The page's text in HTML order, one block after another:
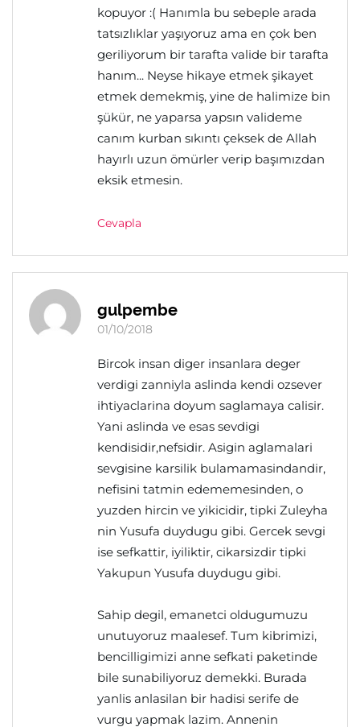
kopuyor :( Hanımla bu sebeple arada
tatsızlıklar yaşıyoruz ama en çok ben
geriliyorum bir tarafta valide bir tarafta
hanım... Neyse hikaye etmek şikayet
etmek demekmiş, yine de halimize bin
şükür, ne yaparsa yapsın valideme
canım kurban sıkıntı çeksek de Allah
hayırlı uzun ömürler verip başımızdan
eksik etmesin.
Cevapla
gulpembe
01/10/2018
Bircok insan diger insanlara deger
verdigi zanniyla aslinda kendi ozsever
ihtiyaclarina doyum saglamaya calisir.
Yani aslinda ve esas sevdigi
kendisidir,nefsidir. Asigin aglamalari
sevgisine karsilik bulamamasindandir,
nefisini tatmin edememesinden, o
yuzden hircin ve yikicidir, tipki Zuleyha
nin Yusufa duydugu gibi. Gercek sevgi
ise sefkattir, iyiliktir, cikarsizdir tipki
Yakupun Yusufa duydugu gibi.
Sahip degil, emanetci oldugumuzu
unutuyoruz maalesef. Tum kibrimizi,
bencilligimizi anne sefkati paketinde
bile sunabiliyoruz demekki. Burada
yanlis anlasilan bir hadisi serife de
vurgu yapmak lazim. Annenin